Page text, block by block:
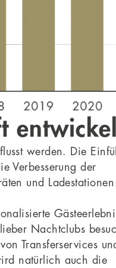
werden. Die
Verbesserung der
und Ladestationen
Nachtclubs
Transferservices
natürlich auch die